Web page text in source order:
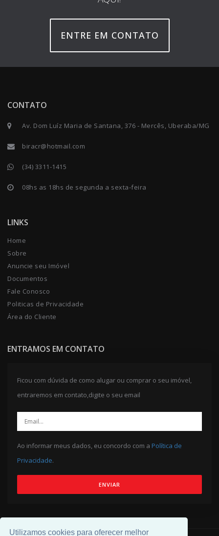
Utilizamos cookies para oferecer melhor
ENTRE EM CONTATO
CONTATO
Av. Dom Luíz Maria de Santana, 376 - Mercês, Uberaba/MG
biracr@hotmail.com
(34) 3311-1415
08hs as 18hs de segunda a sexta-feira
LINKS
Home
Sobre
Anuncie seu Imóvel
Documentos
Fale Conosco
Politicas de Privacidade
Área do Cliente
ENTRAMOS EM CONTATO
Ficou com dúvida de como alugar ou comprar o seu imóvel,
entraremos em contato,digite o seu email
Ao informar meus dados, eu concordo com a Política de
Privacidade.
ENVIAR